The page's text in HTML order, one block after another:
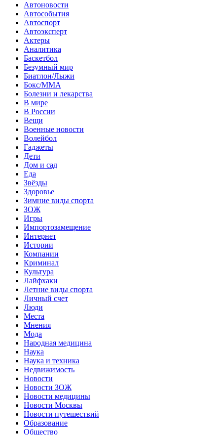
Автоновости
Автособытия
Автоспорт
Автоэксперт
Актеры
Аналитика
Баскетбол
Безумный мир
Биатлон/Лыжи
Бокс/MMA
Болезни и лекарства
В мире
В России
Вещи
Военные новости
Волейбол
Гаджеты
Дети
Дом и сад
Еда
Звёзды
Здоровье
Зимние виды спорта
ЗОЖ
Игры
Импортозамещение
Интернет
Истории
Компании
Криминал
Культура
Лайфхаки
Летние виды спорта
Личный счет
Люди
Места
Мнения
Мода
Народная медицина
Наука
Наука и техника
Недвижимость
Новости
Новости ЗОЖ
Новости медицины
Новости Москвы
Новости путешествий
Образование
Общество